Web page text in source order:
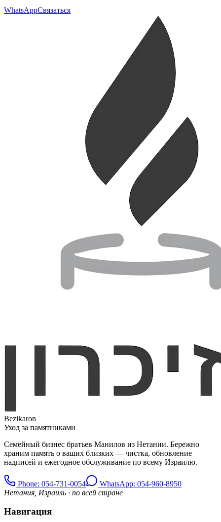
WhatsAppСвязаться
Bezikaron
Уход за памятниками
Семейный бизнес братьев Манилов из Нетании. Бережно
храним память о ваших близких — чистка, обновление
надписей и ежегодное обслуживание по всему Израилю.
Phone: 054-731-0054
WhatsApp: 054-960-8950
Нетания, Израиль · по всей стране
Навигация